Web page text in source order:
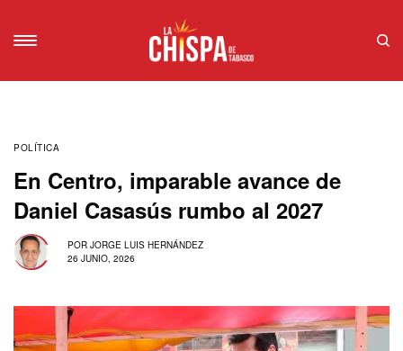
POLÍTICA
En Centro, imparable avance de
Daniel Casasús rumbo al 2027
POR JORGE LUIS HERNÁNDEZ
26 JUNIO, 2026